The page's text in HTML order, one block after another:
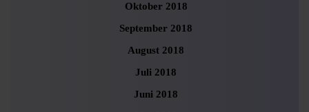
Oktober 2018
September 2018
August 2018
Juli 2018
Juni 2018